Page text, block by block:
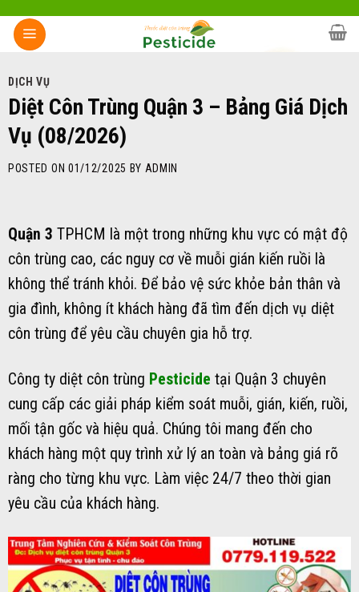
Skip
DỊCH VỤ
Diệt Côn Trùng Quận 3 – Bảng Giá Dịch
Vụ (08/2026)
POSTED ON 01/12/2025 BY ADMIN
Quận 3 TPHCM là một trong những khu vực có mật độ
côn trùng cao, các nguy cơ về muỗi gián kiến ruồi là
không thể tránh khỏi. Để bảo vệ sức khỏe bản thân và
gia đình, không ít khách hàng đã tìm đến dịch vụ diệt
côn trùng để yêu cầu chuyên gia hỗ trợ.
Công ty diệt côn trùng Pesticide tại Quận 3 chuyên
cung cấp các giải pháp kiểm soát muỗi, gián, kiến, ruồi,
mối tận gốc và hiệu quả. Chúng tôi mang đến cho
khách hàng một quy trình xử lý an toàn và bảng giá rõ
ràng cho từng khu vực. Làm việc 24/7 theo thời gian
yêu cầu của khách hàng.